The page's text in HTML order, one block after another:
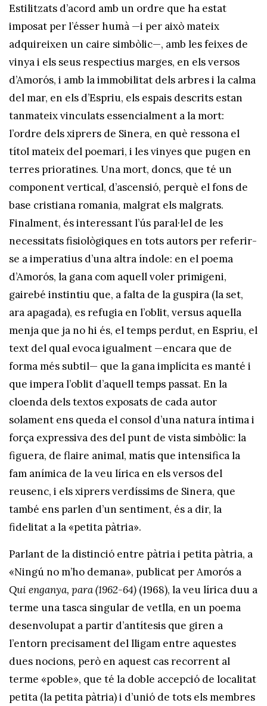
Estilitzats d’acord amb un ordre que ha estat
imposat per l’ésser humà —i per això mateix
adquireixen un caire simbòlic—, amb les feixes de
vinya i els seus respectius marges, en els versos
d’Amorós, i amb la immobilitat dels arbres i la calma
del mar, en els d’Espriu, els espais descrits estan
tanmateix vinculats essencialment a la mort:
l’ordre dels xiprers de Sinera, en què ressona el
títol mateix del poemari, i les vinyes que pugen en
terres prioratines. Una mort, doncs, que té un
component vertical, d’ascensió, perquè el fons de
base cristiana romania, malgrat els malgrats.
Finalment, és interessant l’ús paral·lel de les
necessitats fisiològiques en tots autors per referir-
se a imperatius d’una altra índole: en el poema
d’Amorós, la gana com aquell voler primigeni,
gairebé instintiu que, a falta de la guspira (la set,
ara apagada), es refugia en l’oblit, versus aquella
menja que ja no hi és, el temps perdut, en Espriu, el
text del qual evoca igualment —encara que de
forma més subtil— que la gana implícita es manté i
que impera l’oblit d’aquell temps passat. En la
cloenda dels textos exposats de cada autor
solament ens queda el consol d’una natura íntima i
força expressiva des del punt de vista simbòlic: la
figuera, de flaire animal, matís que intensifica la
fam anímica de la veu lírica en els versos del
reusenc, i els xiprers verdíssims de Sinera, que
també ens parlen d’un sentiment, és a dir, la
fidelitat a la «petita pàtria».
Parlant de la distinció entre pàtria i petita pàtria, a
«Ningú no m’ho demana», publicat per Amorós a
Qui enganya, para (1962-64) (1968), la veu lírica duu a
terme una tasca singular de vetlla, en un poema
desenvolupat a partir d’antítesis que giren a
l’entorn precisament del lligam entre aquestes
dues nocions, però en aquest cas recorrent al
terme «poble», que té la doble accepció de localitat
petita (la petita pàtria) i d’unió de tots els membres